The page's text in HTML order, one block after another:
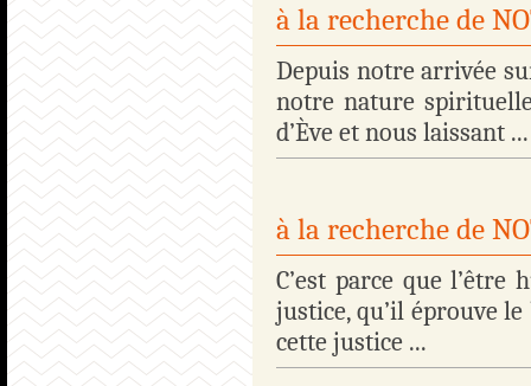
à la recherche de
Depuis notre arrivée
notre nature
d’Ève et nous laissant ...
à la recherche de
C’est parce que
justice, qu’il éprouve
cette justice ...